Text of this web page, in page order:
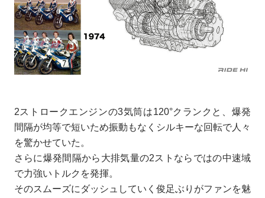
2ストロークエンジンの3気筒は120°クランクと、爆発
間隔が均等で短いため振動もなくシルキーな回転で人々
を驚かせていた。
さらに爆発間隔から大排気量の2ストならではの中速域
で力強いトルクを発揮。
そのスムーズにダッシュしていく俊足ぶりがファンを魅